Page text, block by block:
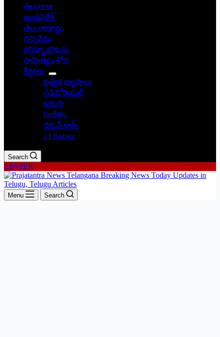
తెలంగాణ
ఆంధ్రప్రదేశ్
తెలంగాణార్థం
సన్నివేశం
బొమ్మా బొరుసు
సాహిత్యం-శోభ
శీర్షికలు
ప్రత్యేక వ్యాసాలు
ఎడిటోరియల్
అరుగు
సంకేతం
దక్కన్.కామ్
24 గంటలు
Search
EPAPER
Menu Search